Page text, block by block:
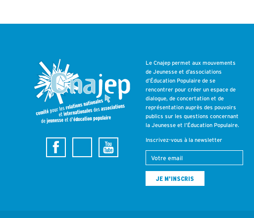
Le Cnajep permet aux mouvements
de Jeunesse et d’associations
d’Éducation Populaire de se
rencontrer pour créer un espace de
dialogue, de concertation et de
représentation auprès des pouvoirs
publics sur les questions concernant
la Jeunesse et l’Éducation Populaire.
Inscrivez-vous à la newsletter